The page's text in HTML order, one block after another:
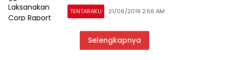
TENTARAKU 21/06/2019 2:56 AM
Selengkapnya